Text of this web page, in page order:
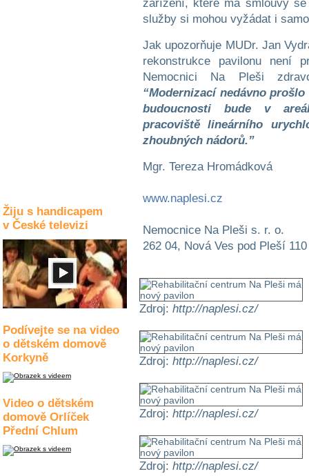
Žiju s handicapem
v České televizi
Podívejte se na video
o dětském domově
Korkyně
Video o dětském
domově Orlíček
Přední Chlum
zařízení, které má smlouvy
služby si mohou vyžádat i
Jak upozorňuje MUDr. Jan
rekonstrukce pavilonu není
Nemocnici Na Pleši
“Modernizací nedávno
budoucnosti bude v
pracoviště lineárního
zhoubných nádorů.”
Mgr. Tereza Hromádková
www.naplesi.cz
Nemocnice Na Pleši s. r. o.
262 04, Nová Ves pod Pleší 110
Zdroj: http://naplesi.cz/
Zdroj: http://naplesi.cz/
Zdroj: http://naplesi.cz/
Zdroj: http://naplesi.cz/